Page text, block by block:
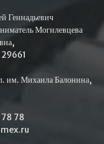
Геннадьевич
Могилевцева
им. Михаила Балонина,
78 78